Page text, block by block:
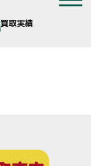
買取実績